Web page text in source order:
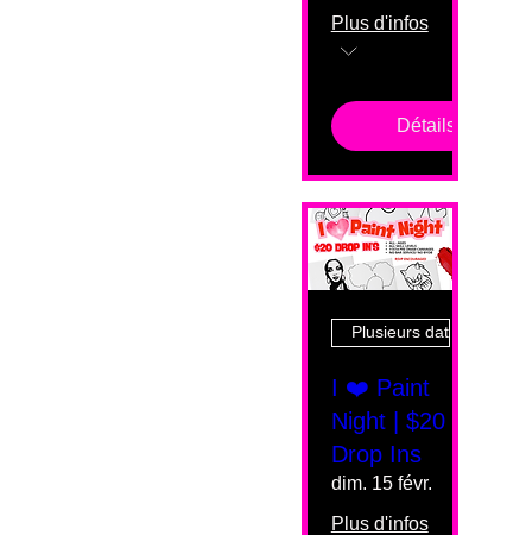
Plus d'infos
Détails
Plusieurs dates
I ❤️ Paint
Night | $20
Drop Ins
dim. 15 févr.
Plus d'infos